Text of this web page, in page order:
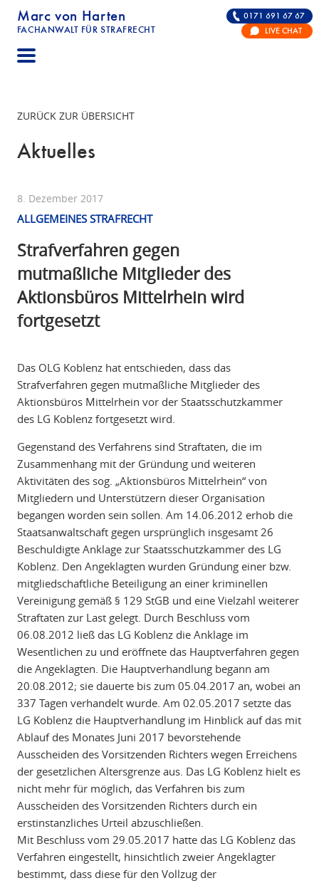
Marc von Harten
FACHANWALT FÜR STRAFRECHT
STRAFRECHT | RECHTSANWALT FÜR DIE
0171 691 67 67
LIVE CHAT
ZURÜCK ZUR ÜBERSICHT
Aktuelles
8. Dezember 2017
ALLGEMEINES STRAFRECHT
Strafverfahren gegen
mutmaßliche Mitglieder des
Aktionsbüros Mittelrhein wird
fortgesetzt
Das OLG Koblenz hat entschieden, dass das
Strafverfahren gegen mutmaßliche Mitglieder des
Aktionsbüros Mittelrhein vor der Staatsschutzkammer
des LG Koblenz fortgesetzt wird.
Gegenstand des Verfahrens sind Straftaten, die im
Zusammenhang mit der Gründung und weiteren
Aktivitäten des sog. „Aktionsbüros Mittelrhein“ von
Mitgliedern und Unterstützern dieser Organisation
begangen worden sein sollen. Am 14.06.2012 erhob die
Staatsanwaltschaft gegen ursprünglich insgesamt 26
Beschuldigte Anklage zur Staatsschutzkammer des LG
Koblenz. Den Angeklagten wurden Gründung einer bzw.
mitgliedschaftliche Beteiligung an einer kriminellen
Vereinigung gemäß § 129 StGB und eine Vielzahl weiterer
Straftaten zur Last gelegt. Durch Beschluss vom
06.08.2012 ließ das LG Koblenz die Anklage im
Wesentlichen zu und eröffnete das Hauptverfahren gegen
die Angeklagten. Die Hauptverhandlung begann am
20.08.2012; sie dauerte bis zum 05.04.2017 an, wobei an
337 Tagen verhandelt wurde. Am 02.05.2017 setzte das
LG Koblenz die Hauptverhandlung im Hinblick auf das mit
Ablauf des Monates Juni 2017 bevorstehende
Ausscheiden des Vorsitzenden Richters wegen Erreichens
der gesetzlichen Altersgrenze aus. Das LG Koblenz hielt es
nicht mehr für möglich, das Verfahren bis zum
Ausscheiden des Vorsitzenden Richters durch ein
erstinstanzliches Urteil abzuschließen.
Mit Beschluss vom 29.05.2017 hatte das LG Koblenz das
Verfahren eingestellt, hinsichtlich zweier Angeklagter
bestimmt, dass diese für den Vollzug der